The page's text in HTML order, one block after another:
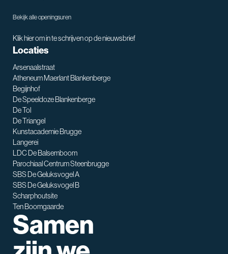
Bekijk alle openingsuren
Klik hier om in te schrijven op de nieuwsbrief
Locaties
Arsenaalstraat
Atheneum Maerlant Blankenberge
Begijnhof
De Speeldoze Blankenberge
De Tol
De Triangel
Kunstacademie Brugge
Langerei
LDC De Balsemboom
Parochiaal Centrum Steenbrugge
SBS De Geluksvogel A
SBS De Geluksvogel B
Scharphoutsite
Ten Boomgaarde
Samen
SNT assistent
Waarmee kan ik je helpen?